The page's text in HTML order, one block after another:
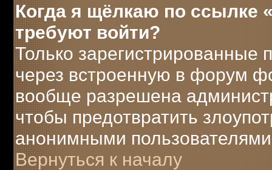
Когда я щёлкаю по ссылке
требуют войти?
Только зарегистрированные
через встроенную в форум
вообще разрешена
чтобы предотвратить
анонимными
Вернуться к началу